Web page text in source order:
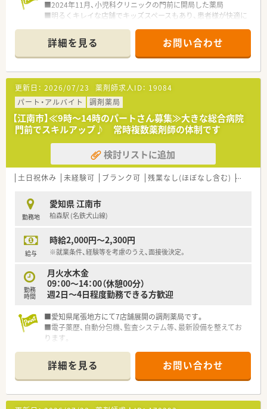
■2024年11月、小児科クリニックの門前に開局した薬局
■明るくキレイな店舗でキッズスペースもあり、患者様が快適に
■駐車場も完備されており、車通勤も可能です
＜こんな企業です＞
■滋賀県を中心に京都や富山、愛知県で店舗展開をしている企業
■小児科に特化しており、小児在宅にも力を入れています
■代表は男性の薬剤師で現場にも立っている方になります。
■今後も開局を控えており、勢いのある企業です
詳細を見る お問い合わせ
更新日： 2026/07/23 薬剤師求人ID： 19084
パート・アルバイト
調剤薬局
【江南市】≪9時～14時のパートさん募集≫大きな総合病院
門前でスキルアップ♪ 常時複数薬剤師の体制です
検討リストに追加
土日祝休み 未経験可 ブランク可 残業なし(ほぼなし含む) 転勤な
勤務地
愛知県 江南市
柏森駅 (名鉄犬山線)
給与
時給2,000円～2,300円
※就業条件、経験等を考慮のうえ、面接後決定。
勤務
時間
月火水木金
09：00～14：00（休憩00分）
週2日～4日程度勤務できる方歓迎
■愛知県尾張地方にて7店舗展開の調剤薬局です。
■電子薬歴、自動分包機、監査システム等、最新設備を整えてお
ります。
す。地元で長く働きたいという方へ、おすすめです。
詳細を見る お問い合わせ